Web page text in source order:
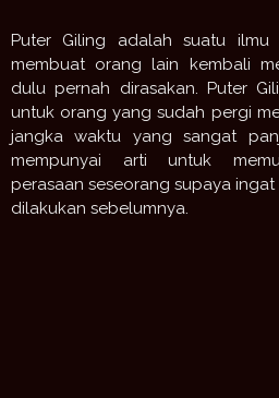
Puter Giling adalah suatu
membuat orang lain kembali
dulu pernah dirasakan. Puter
untuk orang yang sudah pergi
jangka waktu yang sangat
mempunyai arti untuk
perasaan seseorang supaya
dilakukan sebelumnya.